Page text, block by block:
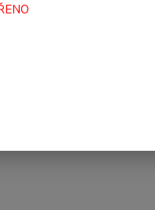
Dostupnost